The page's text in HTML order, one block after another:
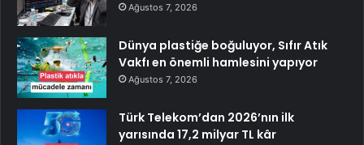
Ağustos 7, 2026
Dünya plastiğe boğuluyor, Sıfır Atık
Vakfı en önemli hamlesini yapıyor
Ağustos 7, 2026
Türk Telekom’dan 2026’nın ilk
yarısında 17,2 milyar TL kâr